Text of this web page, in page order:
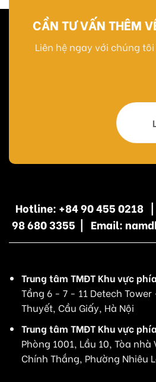
CẦN TƯ VẤN THÊM
Liên hệ ngay với chúng tôi
Hotline: +84 90 455
98 680 3355 | Email:
Trung tâm TMĐT Khu vực
Tầng 6 - 7 - 11 Detech
Thuyết, Cầu Giấy, Hà Nội
Trung tâm TMĐT Khu vực
Phòng 1001, Lầu 10, Tòa
Chính Thắng, Phường Nhiêu